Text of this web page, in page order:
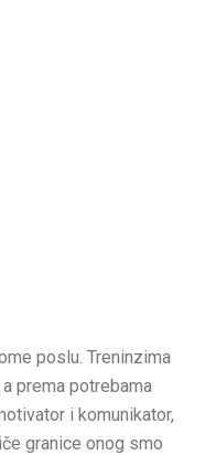
poslu. Treninzima
prema potrebama
i komunikator,
granice onog smo